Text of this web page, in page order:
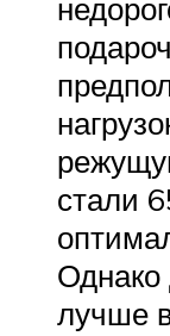
стали
Однако
лучше